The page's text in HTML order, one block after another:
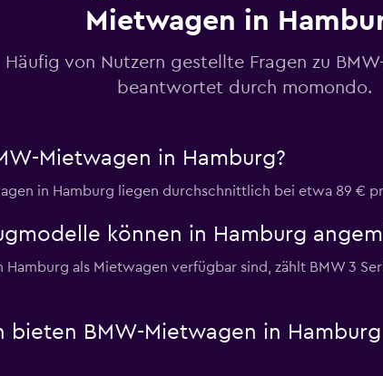
Mietwagen in
Häufig von Nutzern gestellte Fragen zu
beantwortet durch momondo.
Mietwagen in Hamburg?
in Hamburg liegen durchschnittlich bei etwa 89 €
können in Hamburg
Hamburg als Mietwagen verfügbar sind, zählt BMW 3
bieten BMW-Mietwagen in Hamburg